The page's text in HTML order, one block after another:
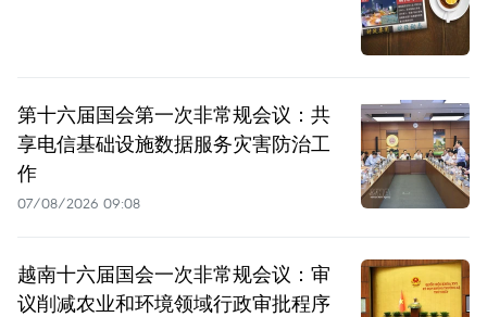
第十六届国会第一次非常规会议：共
享电信基础设施数据服务灾害防治工
作
07/08/2026 09:08
越南十六届国会一次非常规会议：审
议削减农业和环境领域行政审批程序